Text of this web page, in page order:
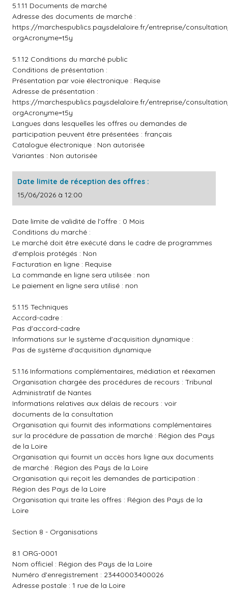
5.1.11 Documents de marché
Adresse des documents de marché :
https://marchespublics.paysdelaloire.fr/entreprise/
orgAcronyme=t5y
5.1.12 Conditions du marché public
Conditions de présentation :
Présentation par voie électronique : Requise
Adresse de présentation :
https://marchespublics.paysdelaloire.fr/entreprise/
orgAcronyme=t5y
Langues dans lesquelles les offres ou demandes de
participation peuvent être présentées : français
Catalogue électronique : Non autorisée
Variantes : Non autorisée
Date limite de réception des offres :
15/06/2026 à 12:00
Date limite de validité de l'offre : 0 Mois
Conditions du marché :
Le marché doit être exécuté dans le cadre de programmes
d'emplois protégés : Non
Facturation en ligne : Requise
La commande en ligne sera utilisée : non
Le paiement en ligne sera utilisé : non
5.1.15 Techniques
Accord-cadre :
Pas d'accord-cadre
Informations sur le système d'acquisition dynamique :
Pas de système d'acquisition dynamique
5.1.16 Informations complémentaires, médiation et réexamen
Organisation chargée des procédures de recours : Tribunal
Administratif de Nantes
Informations relatives aux délais de recours : voir
documents de la consultation
Organisation qui fournit des informations complémentaires
sur la procédure de passation de marché : Région des Pays
de la Loire
Organisation qui fournit un accès hors ligne aux documents
de marché : Région des Pays de la Loire
Organisation qui reçoit les demandes de participation :
Région des Pays de la Loire
Organisation qui traite les offres : Région des Pays de la
Loire
Section 8 - Organisations
8.1 ORG-0001
Nom officiel : Région des Pays de la Loire
Numéro d'enregistrement : 23440003400026
Adresse postale : 1 rue de la Loire